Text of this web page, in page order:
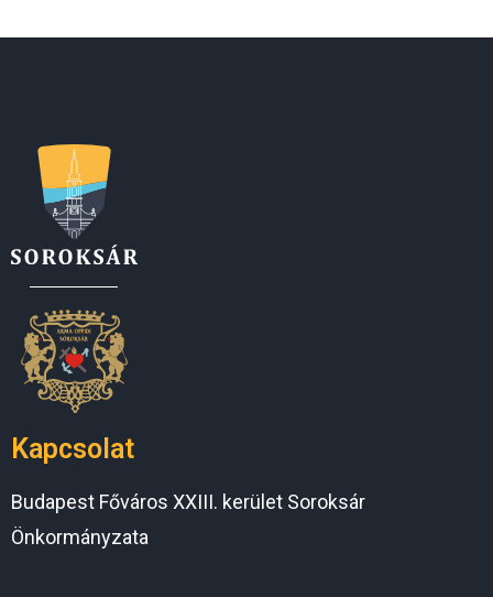
Kapcsolat
Budapest Főváros XXIII. kerület Soroksár
Önkormányzata